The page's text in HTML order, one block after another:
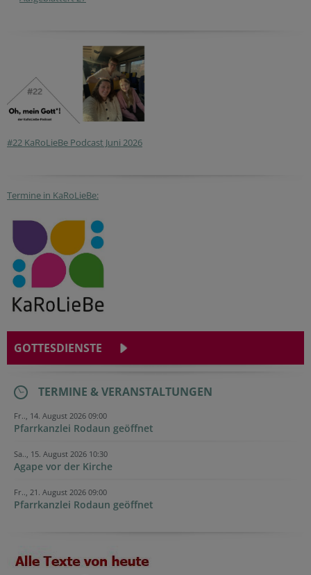
#22 KaRoLieBe Podcast Juni 2026
Termine in KaRoLieBe:
GOTTESDIENSTE
TERMINE & VERANSTALTUNGEN
Fr.., 14. August 2026 09:00
Pfarrkanzlei Rodaun geöffnet
Sa.., 15. August 2026 10:30
Agape vor der Kirche
Fr.., 21. August 2026 09:00
Pfarrkanzlei Rodaun geöffnet